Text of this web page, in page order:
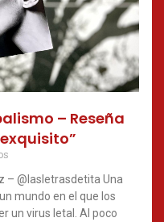
– Reseña
– @lasletrasdetita Una
mundo en el que los
un virus letal. Al poco